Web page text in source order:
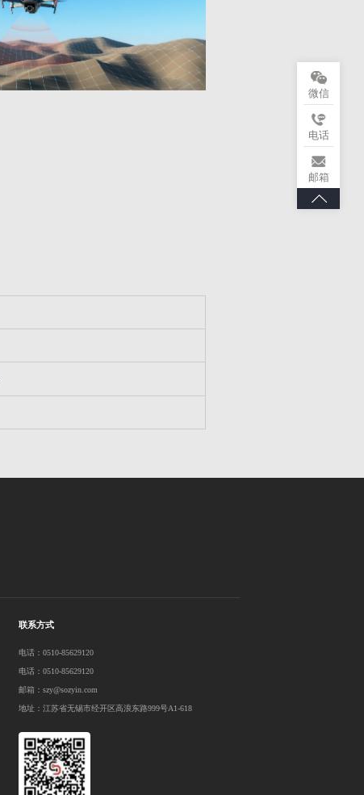
联系方式
电话：0510-85629120
电话：0510-85629120
邮箱：szy@sozyin.com
地址：江苏省无锡市经开区高浪东路999号A1-618
微信
电话
邮箱